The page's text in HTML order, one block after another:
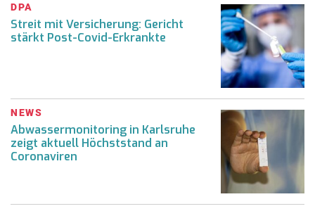
DPA
Streit mit Versicherung: Gericht
stärkt Post-Covid-Erkrankte
NEWS
Abwassermonitoring in Karlsruhe
zeigt aktuell Höchststand an
Coronaviren